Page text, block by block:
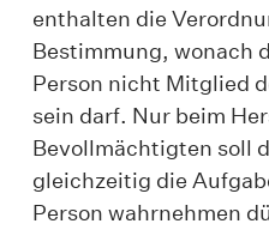
enthalten die
Bestimmung, wonach
Person nicht Mitglied
sein darf. Nur beim
Bevollmächtigten soll
gleichzeitig die
Person wahrnehmen